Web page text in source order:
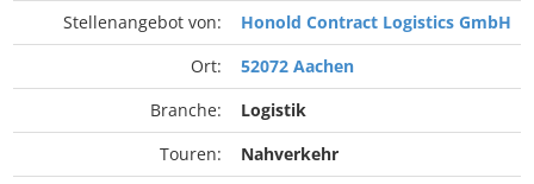
Stellenangebot von:
Honold Contract Logistics GmbH
Ort:
52072 Aachen
Branche:
Logistik
Touren:
Nahverkehr